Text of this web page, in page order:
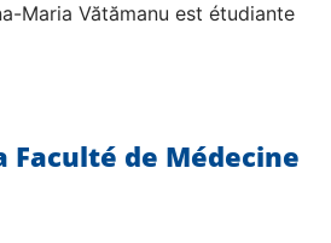
Maria Vătămanu est étudiante
Faculté de Médecine